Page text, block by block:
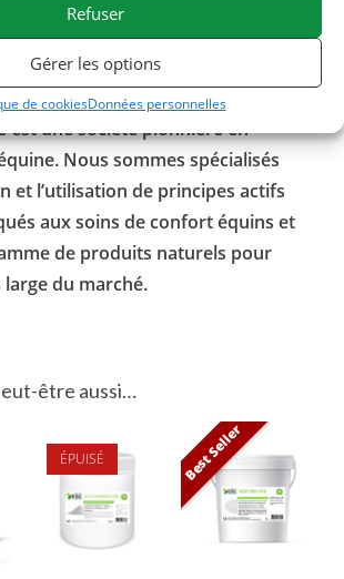
Refuser
Gérer les options
de cookiesDonnées personnelles
des membres après l’effort
:Astrinjambes.
est une société pionnière en
Nous sommes spécialisés
et l’utilisation de principes actifs
aux soins de confort équins et
de produits naturels pour
du marché.
être aussi…
ÉPUISÉ Best Seller